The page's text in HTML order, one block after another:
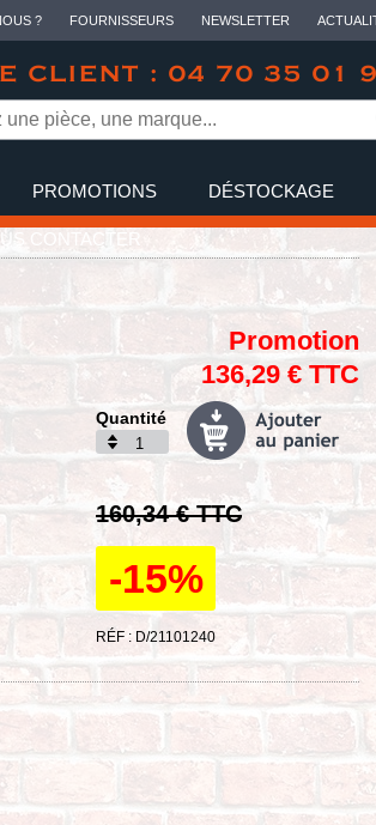
? FOURNISSEURS NEWSLETTER
CLIENT : 04 70 35 01
PROMOTIONS DÉSTOCKAGE
CONTACTER
Promotion
136,29 € TTC
Quantité
160,34 € TTC
-15%
RÉF : D/21101240